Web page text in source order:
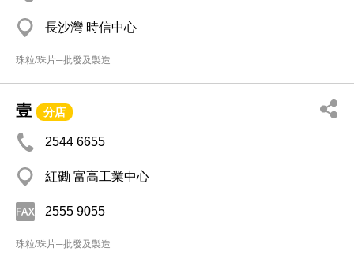
長沙灣 時信中心
珠粒/珠片─批發及製造
壹 分店
2544 6655
紅磡 富高工業中心
2555 9055
珠粒/珠片─批發及製造